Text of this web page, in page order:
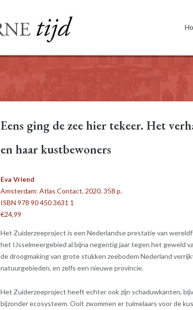
Eens ging de zee hier tekeer. Het
en haar kustbewoners
Eva Vriend
Amsterdam: Atlas Contact, 2020. 358 p.
ISBN 978 90 450 3631 1
€24,99
Het Zuiderzeeproject is een Nederlandse prestatie van
het IJsselmeergebied al bijna negentig jaar tegen het geweld
de droogmaking van grote stukken zeebodem Nederland
natuurgebieden, en zelfs een nieuwe provincie.
Het Zuiderzeeproject heeft echter ook zijn schaduwkanten,
bijzonder ecosysteem. Ooit zwommen er tuimelaars voor de